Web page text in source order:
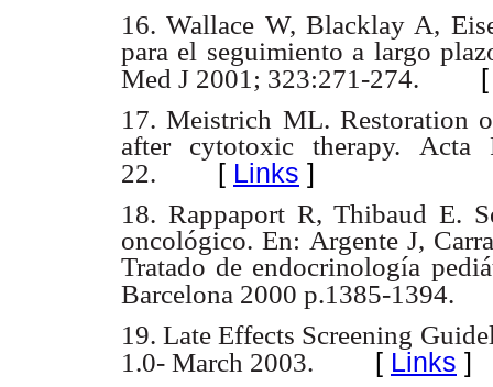
16. Wallace W, Blacklay A,
para el seguimiento a largo
Med J 2001; 323:271-274.
17. Meistrich ML. Restoration
after cytotoxic therapy. Acta
22. [ Links ]
18. Rappaport R, Thibaud E.
oncológico. En: Argente J,
Tratado de endocrinología
Barcelona 2000 p.1385-1394.
19. Late Effects Screening
1.0- March 2003. [ Links ]